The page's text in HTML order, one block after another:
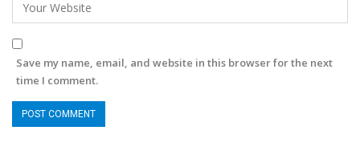
Save my name, email, and website in this browser for the next
time I comment.